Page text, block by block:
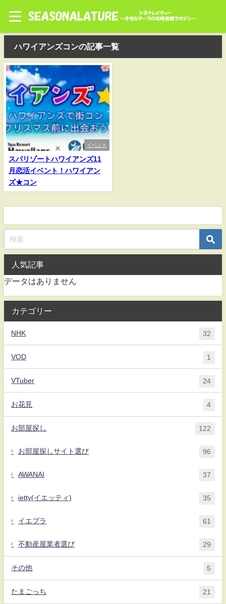
ハワイアンズコンの記事一覧
イベント
スパリゾートハワイアンズ11
月恋活イベント！ハワイアン
ズ★コン
人気記事
データはありません
カテゴリー
NHK 32
VOD 1
VTuber 24
お花見 4
お部屋探し 122
お部屋探しサイト選び 96
AWANAI 37
ietty(イエッティ) 35
イエプラ 61
不動産屋業者選び 29
その他 5
たまごっち 21